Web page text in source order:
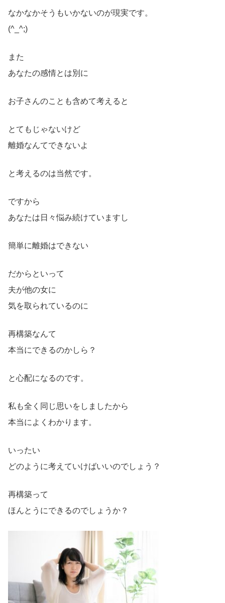
なかなかそうもいかないのが現実です。
(^_^;)
また
あなたの感情とは別に
お子さんのことも含めて考えると
とてもじゃないけど
離婚なんてできないよ
と考えるのは当然です。
ですから
あなたは日々悩み続けていますし
簡単に離婚はできない
だからといって
夫が他の女に
気を取られているのに
再構築なんて
本当にできるのかしら？
と心配になるのです。
私も全く同じ思いをしましたから
本当によくわかります。
いったい
どのように考えていけばいいのでしょう？
再構築って
ほんとうにできるのでしょうか？